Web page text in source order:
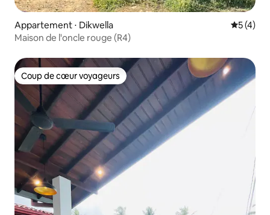
Appartement ⋅ Dikwella
5 (4)
Maison de l'oncle rouge (R4)
Coup de cœur voyageurs
Coup de cœur voyageurs